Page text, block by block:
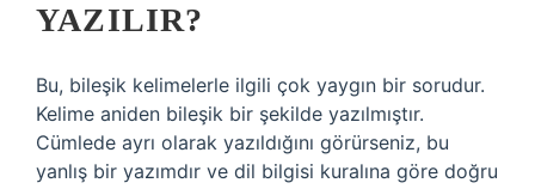
YAZILIR?
Bu, bileşik kelimelerle ilgili çok yaygın bir sorudur.
Kelime aniden bileşik bir şekilde yazılmıştır.
Cümlede ayrı olarak yazıldığını görürseniz, bu
yanlış bir yazımdır ve dil bilgisi kuralına göre doğru